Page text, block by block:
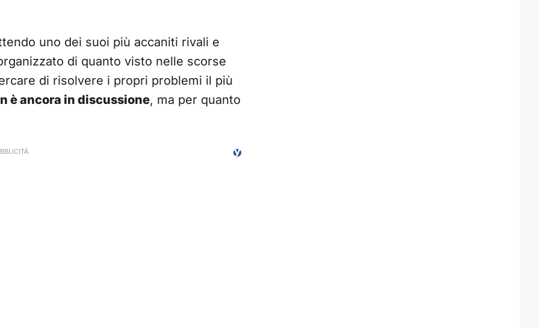
uno dei suoi più accaniti rivali e
di quanto visto nelle scorse
di risolvere i propri problemi il più
è ancora in discussione, ma per quanto